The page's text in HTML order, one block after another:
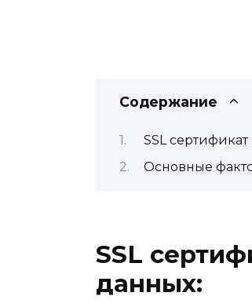
Содержание
SSL
Основные
SSL
данных: